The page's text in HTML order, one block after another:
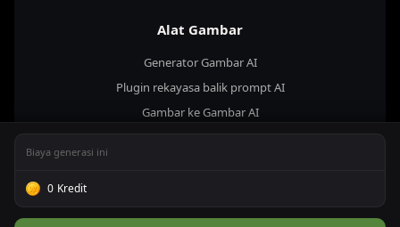
Biaya generasi ini
0 Kredit
Alat Gambar
Generator Gambar AI
Plugin rekayasa balik prompt AI
Gambar ke Gambar AI
Pengubah Latar Belakang AI
Peningkat Gambar AI